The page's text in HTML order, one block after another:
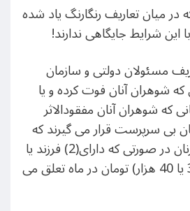
میان تعاریف رنگارنگ یاد شده
این شرایط جایگاهی ندارند!
مسئولان دولتی و سازمان
شوهران آنان فوت کرده و یا
که شوهران آنان مفقودالاثر
بی سرپرست قرار می گیرند که
البته،به این دسته از زنان در صورتی که دارای(2) فرزند یا
بیشتر باشند،مبلغ(30 یا 40 هزار) تومان در ماه تعلق می